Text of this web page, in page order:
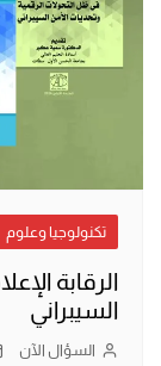
تكنولوجيا وعلوم
الرقابة
السيبراني
السؤال الآن